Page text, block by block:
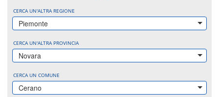
CERCA UN'ALTRA REGIONE
Piemonte
CERCA UN'ALTRA PROVINCIA
Novara
CERCA UN COMUNE
Cerano